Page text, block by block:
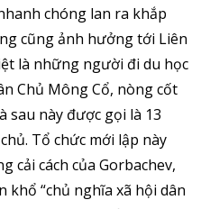
chóng lan ra khắp
cũng ảnh hưởng tới Liên
là những người đi du học
Chủ Mông Cổ, nòng cốt
sau này được gọi là 13
Tổ chức mới lập này
cải cách của Gorbachev,
“chủ nghĩa xã hội dân